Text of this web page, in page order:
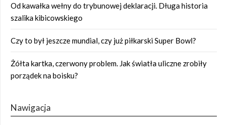
Od kawałka wełny do trybunowej deklaracji. Długa historia
szalika kibicowskiego
Czy to był jeszcze mundial, czy już piłkarski Super Bowl?
Żółta kartka, czerwony problem. Jak światła uliczne zrobiły
porządek na boisku?
Nawigacja